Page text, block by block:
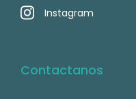
Instagram
Contactanos